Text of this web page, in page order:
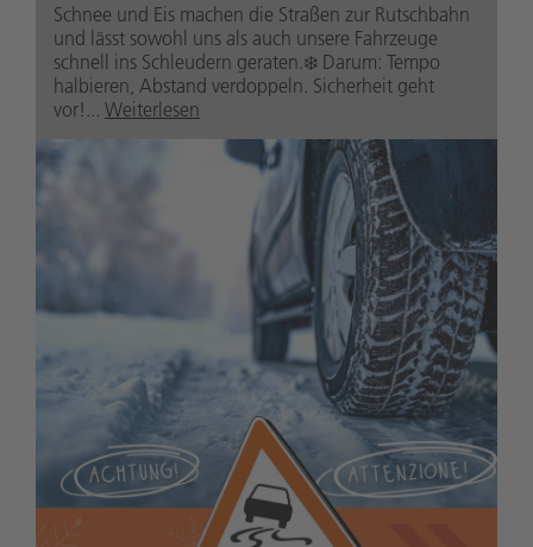
Schnee und Eis machen die Straßen zur Rutschbahn
und lässt sowohl uns als auch unsere Fahrzeuge
schnell ins Schleudern geraten.❄️ Darum: Tempo
halbieren, Abstand verdoppeln. Sicherheit geht
vor!... Weiterlesen